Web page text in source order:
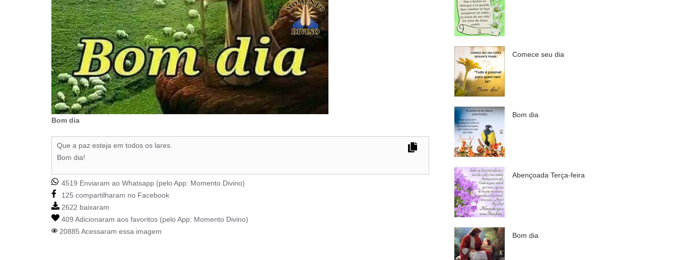
Bom dia
Que a paz esteja em todos os lares.
Bom dia!
4519 Enviaram ao Whatsapp (pelo App: Momento Divino)
125 compartilharam no Facebook
2622 baixaram
409 Adicionaram aos favoritos (pelo App: Momento Divino)
20885 Acessaram essa imagem
Comece seu dia
Bom dia
Abençoada Terça-feira
Bom dia